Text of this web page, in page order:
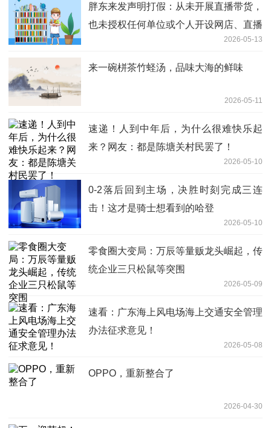
胖东来发声明打假：从未开展直播带货，
也未授权任何单位或个人开设网店、直播
2026-05-13
来一碗栟茶竹蛏汤，品味大海的鲜味
2026-05-11
速递！人到中年后，为什么很难快乐起
来？网友：都是陈塘关村民罢了！
2026-05-10
0-2落后回到主场，决胜时刻完成三连
击！这才是骑士想看到的哈登
2026-05-10
零食圈大变局：万辰等量贩龙头崛起，传
统企业三只松鼠等突围
2026-05-09
速看：广东海上风电场海上交通安全管理
办法征求意见！
2026-05-08
OPPO，重新整合了
2026-04-30